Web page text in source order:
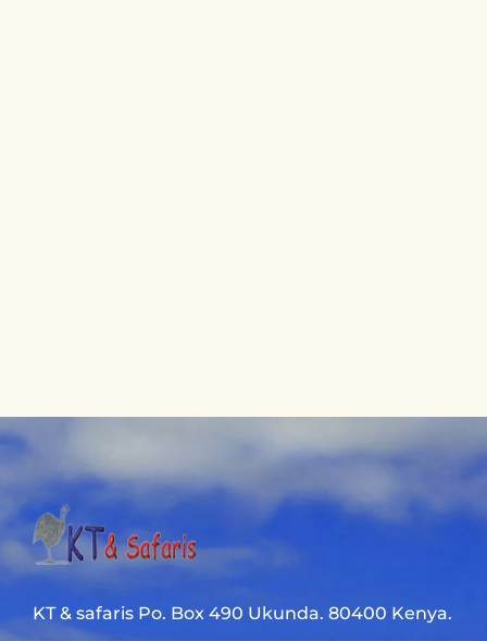
KT & safaris Po. Box 490 Ukunda. 80400 Kenya.